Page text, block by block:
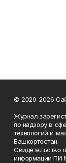
© 2020-2026
Журнал
по надзору в
технологий и
Башкортостан.
Свидетельство
информации ПИ